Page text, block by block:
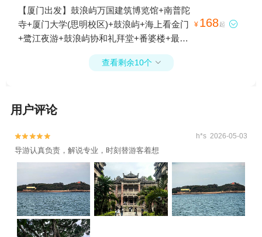
【厦门出发】鼓浪屿万国建筑博览馆+南普陀
寺+厦门大学(思明校区)+鼓浪屿+海上看金门
+鹭江夜游+鼓浪屿协和礼拜堂+番婆楼+最美
转角+鼓浪屿-沙滩+鼓浪屿英国领事公馆旧址
¥ 168起 
查看剩余10个 
用户评论

 h*s 2026-05-03
导游认真负责，解说专业，时刻替游客着想